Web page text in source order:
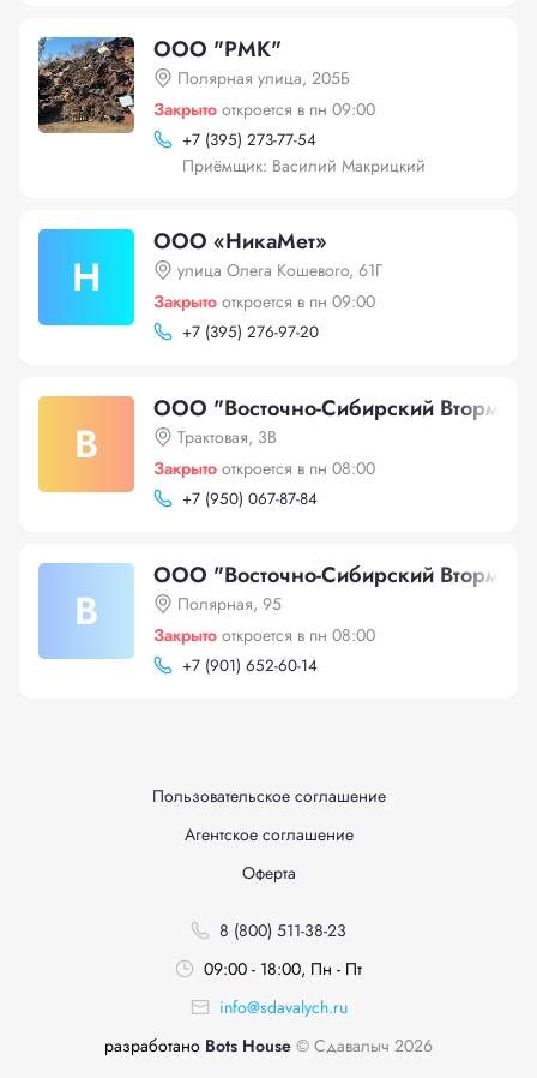
ООО "РМК"
Полярная улица, 205Б
Закрыто откроется в пн 09:00
+7 (395) 273-77-54
Приёмщик: Василий Макрицкий
Н
ООО «НикаМет»
улица Олега Кошевого, 61Г
Закрыто откроется в пн 09:00
+7 (395) 276-97-20
В
ООО "Восточно-Сибирский Втормет"
Трактовая, 3В
Закрыто откроется в пн 08:00
+7 (950) 067-87-84
В
ООО "Восточно-Сибирский Втормет"
Полярная, 95
Закрыто откроется в пн 08:00
+7 (901) 652-60-14
Пользовательское соглашение
Агентское соглашение
Оферта
8 (800) 511-38-23
09:00 - 18:00, Пн - Пт
info@sdavalych.ru
разработано Bots House © Сдавалыч 2026